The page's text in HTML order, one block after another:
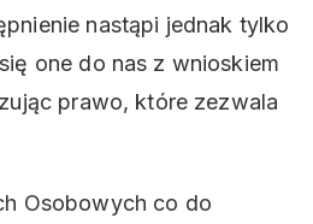
nastąpi jednak tylko
one do nas z wnioskiem
prawo, które zezwala
Osobowych co do